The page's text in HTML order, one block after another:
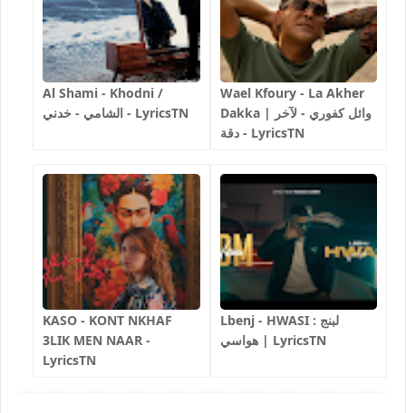
Al Shami - Khodni /
الشامي - خدني - LyricsTN
Wael Kfoury - La Akher
Dakka | وائل كفوري - لآخر
دقة - LyricsTN
KASO - KONT NKHAF
3LIK MEN NAAR -
LyricsTN
Lbenj - HWASI لبنج :
هواسي | LyricsTN